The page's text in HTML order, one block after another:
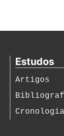
Estudos
Artigos